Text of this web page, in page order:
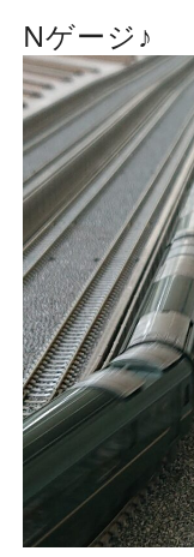
Nゲージ♪